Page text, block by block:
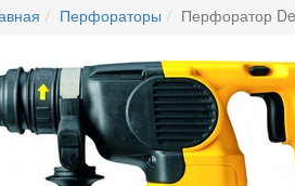
Перфораторы Перфоратор